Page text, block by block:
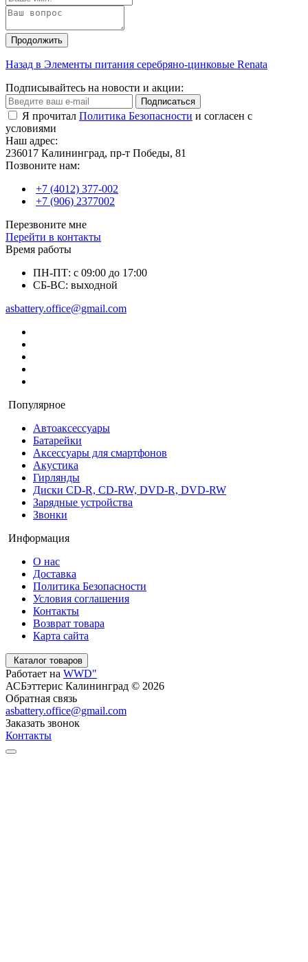
Продолжить
Назад в Элементы питания серебряно-цинковые Renata
Подписывайтесь на новости и акции:
Подписаться
Я прочитал Политика Безопасности и согласен с
условиями
Наш адрес:
236017 Калининград,​ пр-т Победы, 81
Позвоните нам:
+7 (4012) 377-002
+7 (906) 2377002
Перезвоните мне
Перейти в контакты
Время работы
ПН-ПТ: с 09:00 до 17:00
СБ-ВС: выходной
asbattery.office@gmail.com
Популярное
Автоаксессуары
Батарейки
Аксессуары для смартфонов
Акустика
Гирлянды
Диски CD-R, CD-RW, DVD-R, DVD-RW
Зарядные устройства
Звонки
Информация
О нас
Доставка
Политика Безопасности
Условия соглашения
Контакты
Возврат товара
Карта сайта
Каталог товаров
Работает на WWD"
АСБэттерис Калининград © 2026
Обратная связь
asbattery.office@gmail.com
Заказать звонок
Контакты